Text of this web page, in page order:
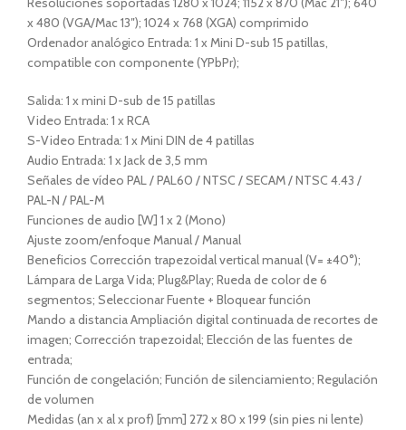
x 480 (VGA/Mac 13″); 1024 x 768 (XGA) comprimido
Ordenador analógico Entrada: 1 x Mini D-sub 15 patillas,
compatible con componente (YPbPr);
Salida: 1 x mini D-sub de 15 patillas
Video Entrada: 1 x RCA
S-Video Entrada: 1 x Mini DIN de 4 patillas
Audio Entrada: 1 x Jack de 3,5 mm
Señales de vídeo PAL / PAL60 / NTSC / SECAM / NTSC 4.43 /
PAL-N / PAL-M
Funciones de audio [W] 1 x 2 (Mono)
Ajuste zoom/enfoque Manual / Manual
Beneficios Corrección trapezoidal vertical manual (V= ±40°);
Lámpara de Larga Vida; Plug&Play; Rueda de color de 6
segmentos; Seleccionar Fuente + Bloquear función
Mando a distancia Ampliación digital continuada de recortes de
imagen; Corrección trapezoidal; Elección de las fuentes de
entrada;
Función de congelación; Función de silenciamiento; Regulación
de volumen
Medidas (an x al x prof) [mm] 272 x 80 x 199 (sin pies ni lente)